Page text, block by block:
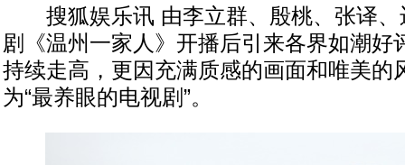
搜狐娱乐讯 由李立群、殷桃、张译、
剧《温州一家人》开播后引来各界如潮好
持续走高，更因充满质感的画面和唯美的
为“最养眼的电视剧”。